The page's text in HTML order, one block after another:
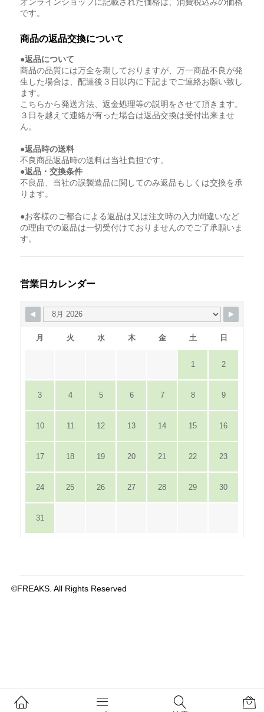
です。
商品の返品交換について
●返品について
商品の品質には万全を期しておりますが、万一商品不良が発
生した場合は、配達後３日以内に下記までご連絡お願い致し
ます。
こちらから発送方法、返金処理等の説明をさせて頂きます。
３日を越えて連絡が有った場合は返品交換は受付出来ませ
ん。
●返品時の送料
不良商品返品時の送料は当社負担です。
●返品・交換条件
不良品、当社の誤製造品に関してのみ返品もしくは交換を承
ります。
●お客様のご都合による返品は又は注文時の入力間違いなど
の理由での返品は一切受付けておりませんのでご了承願いま
す。
営業日カレンダー
月 火 水 木 金 土 日
1 2
3 4 5 6 7 8 9
10 11 12 13 14 15 16
17 18 19 20 21 22 23
24 25 26 27 28 29 30
31
©FREAKS. All Rights Reserved